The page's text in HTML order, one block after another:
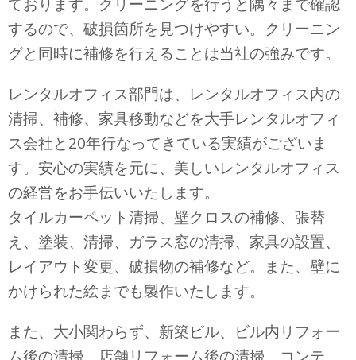
するので、破損箇所を見つけやすい。クリーニン
グと同時に補修を行えることは当社の強みです。
レンタルオフィス部門は、レンタルオフィス内の
清掃、補修、家具移動などを大手レンタルオフィ
ス会社と20年行なってきている実績がございま
す。安心の実績を元に、美しいレンタルオフィス
の経営をお手伝いいたします。
タイルカーペット清掃、壁クロスの補修、張替
え、塗装、清掃、ガラス窓の清掃、家具の設置、
レイアウト変更、破損物の補修など。また、壁に
かけられた絵までも製作いたします。
また、大小関わらず、新築ビル、ビル内リフォー
ム後の清掃、店舗リフォーム後の清掃、コンテ